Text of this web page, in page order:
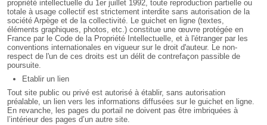
propriété intellectuelle du 1er juillet 1992, toute reproduction partielle ou
totale à usage collectif est strictement interdite sans autorisation de la
société Arpège et de la collectivité. Le guichet en ligne (textes,
éléments graphiques, photos, etc.) constitue une œuvre protégée en
France par le Code de la Propriété Intellectuelle, et à l'étranger par les
conventions internationales en vigueur sur le droit d'auteur. Le non-
respect de l'un de ces droits est un délit de contrefaçon passible de
poursuite.
Etablir un lien
Tout site public ou privé est autorisé à établir, sans autorisation
préalable, un lien vers les informations diffusées sur le guichet en ligne.
En revanche, les pages du portail ne doivent pas être imbriquées à
l’intérieur des pages d’un autre site.